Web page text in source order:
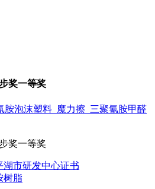
奖一等奖
胺泡沫塑料_魔力擦_三聚氰胺甲醛
奖一等奖
湖市研发中心证书
树脂